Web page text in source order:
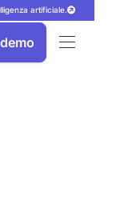
artificiale.